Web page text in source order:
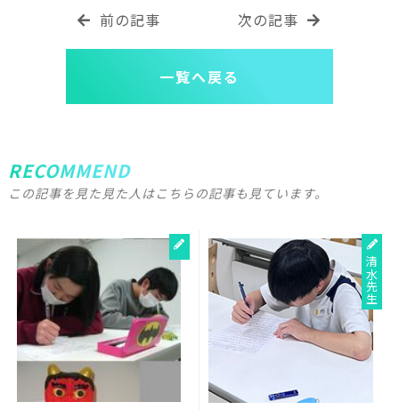
前の記事
一覧へ戻る
次の記事
RECOMMEND
この記事を見た見た人はこちらの記事も見ています。
清水先生